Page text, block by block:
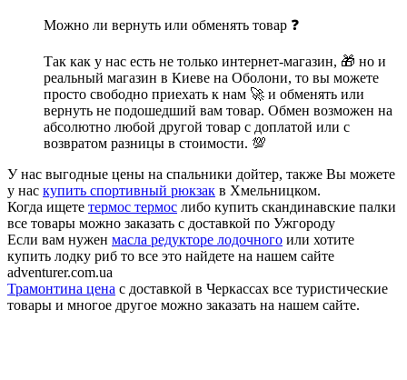
Можно ли вернуть или обменять товар ❓
Так как у нас есть не только интернет-магазин, 🎁 но и
реальный магазин в Киеве на Оболони, то вы можете
просто свободно приехать к нам 🚀 и обменять или
вернуть не подошедший вам товар. Обмен возможен на
абсолютно любой другой товар с доплатой или с
возвратом разницы в стоимости. 💯
У нас выгодные цены на спальники дойтер, также Вы можете
у нас купить спортивный рюкзак в Хмельницком.
Когда ищете термос термос либо купить скандинавские палки
все товары можно заказать с доставкой по Ужгороду
Если вам нужен масла редукторе лодочного или хотите
купить лодку риб то все это найдете на нашем сайте
adventurer.com.ua
Трамонтина цена с доставкой в Черкассах все туристические
товары и многое другое можно заказать на нашем сайте.